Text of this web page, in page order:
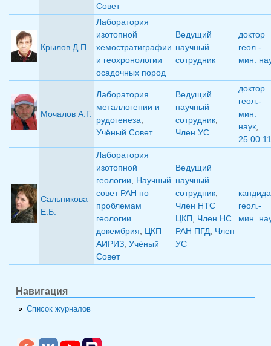
Совет
Крылов Д.П.
Лаборатория
изотопной
хемостратиграфии
и геохронологии
осадочных пород
Ведущий
научный
сотрудник
доктор
геол.-
мин.
Мочалов А.Г.
Лаборатория
металлогении и
рудогенеза
Учёный Совет
Ведущий
научный
сотрудник
Член УС
доктор
геол.-
мин.
наук
25.00.11
Сальникова
Е.Б.
Лаборатория
изотопной
геологии
Научный
совет РАН по
проблемам
геологии
докембрия
ЦКП
АИРИЗ Учёный
Совет
Ведущий
научный
сотрудник
Член НТС
ЦКП
Член НС
РАН ПГД Член
УС
геол.-
мин.
Навигация
Список журналов